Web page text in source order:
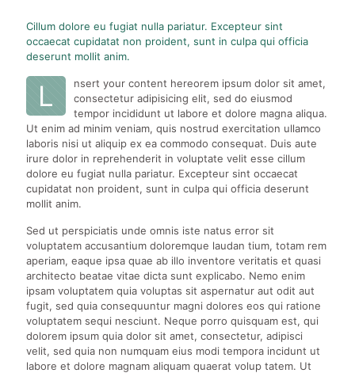
Cillum dolore eu fugiat nulla pariatur. Excepteur sint
occaecat cupidatat non proident, sunt in culpa qui officia
deserunt mollit anim.
L
nsert your content hereorem ipsum dolor sit amet,
consectetur adipisicing elit, sed do eiusmod
tempor incididunt ut labore et dolore magna aliqua.
Ut enim ad minim veniam, quis nostrud exercitation ullamco
laboris nisi ut aliquip ex ea commodo consequat. Duis aute
irure dolor in reprehenderit in voluptate velit esse cillum
dolore eu fugiat nulla pariatur. Excepteur sint occaecat
cupidatat non proident, sunt in culpa qui officia deserunt
mollit anim.
Sed ut perspiciatis unde omnis iste natus error sit
voluptatem accusantium doloremque laudan tium, totam rem
aperiam, eaque ipsa quae ab illo inventore veritatis et quasi
architecto beatae vitae dicta sunt explicabo. Nemo enim
ipsam voluptatem quia voluptas sit aspernatur aut odit aut
fugit, sed quia consequuntur magni dolores eos qui ratione
voluptatem sequi nesciunt. Neque porro quisquam est, qui
dolorem ipsum quia dolor sit amet, consectetur, adipisci
velit, sed quia non numquam eius modi tempora incidunt ut
labore et dolore magnam aliquam quaerat volup tatem. Ut